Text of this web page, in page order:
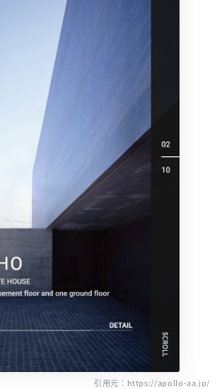
引用元：https://apollo-aa.jp/